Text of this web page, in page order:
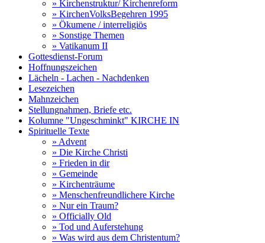
» Kirchenstruktur/ Kirchenreform
» KirchenVolksBegehren 1995
» Ökumene / interreligiös
» Sonstige Themen
» Vatikanum II
Gottesdienst-Forum
Hoffnungszeichen
Lächeln - Lachen - Nachdenken
Lesezeichen
Mahnzeichen
Stellungnahmen, Briefe etc.
Kolumne "Ungeschminkt" KIRCHE IN
Spirituelle Texte
» Advent
» Die Kirche Christi
» Frieden in dir
» Gemeinde
» Kirchenträume
» Menschenfreundlichere Kirche
» Nur ein Traum?
» Officially Old
» Tod und Auferstehung
» Was wird aus dem Christentum?